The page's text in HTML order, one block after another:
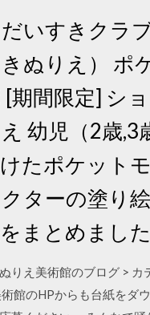
いすきクラ
ぬりえ） ポ
[期間限定] シ
幼児（2歳,3
たポケット
ターの塗り
まとめました
りえ美術館のブログ > カ
術館のHPからも台紙をダ